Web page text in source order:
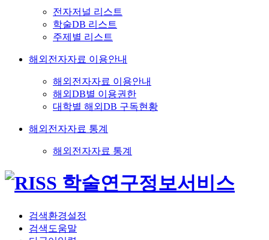
전자저널 리스트
학술DB 리스트
주제별 리스트
해외전자자료 이용안내
해외전자자료 이용안내
해외DB별 이용권한
대학별 해외DB 구독현황
해외전자자료 통계
해외전자자료 통계
검색환경설정
검색도움말